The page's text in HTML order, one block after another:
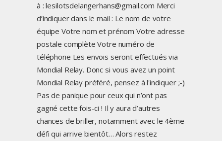
à : lesilotsdelangerhans@gmail.com Merci
d’indiquer dans le mail : Le nom de votre
équipe Votre nom et prénom Votre adresse
postale complète Votre numéro de
téléphone Les envois seront effectués via
Mondial Relay. Donc si vous avez un point
Mondial Relay préféré, pensez à l'indiquer ;-)
Pas de panique pour ceux qui n’ont pas
gagné cette fois-ci ! Il y aura d’autres
chances de briller, notamment avec le 4ème
défi qui arrive bientôt… Alors restez